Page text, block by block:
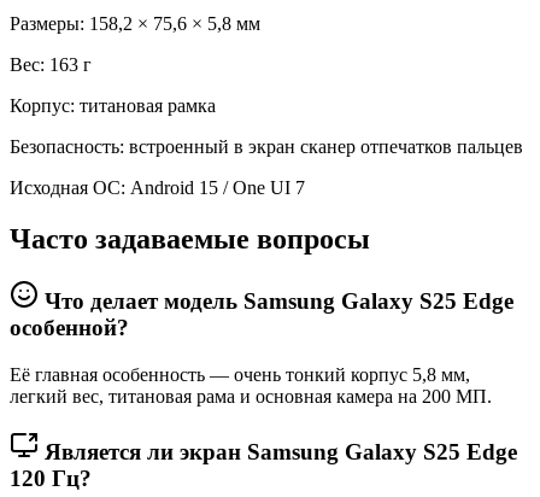
Размеры: 158,2 × 75,6 × 5,8 мм
Вес: 163 г
Корпус: титановая рамка
Безопасность: встроенный в экран сканер отпечатков пальцев
Исходная ОС: Android 15 / One UI 7
Часто задаваемые вопросы
Что делает модель Samsung Galaxy S25 Edge
особенной?
Её главная особенность — очень тонкий корпус 5,8 мм,
легкий вес, титановая рама и основная камера на 200 МП.
Является ли экран Samsung Galaxy S25 Edge
120 Гц?